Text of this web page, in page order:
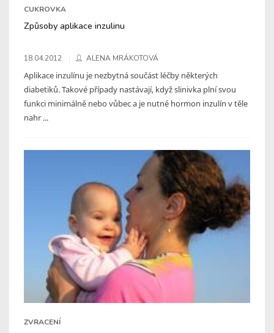
CUKROVKA
Způsoby aplikace inzulinu
18.04.2012 ALENA MRÁKOTOVÁ
Aplikace inzulínu je nezbytná součást léčby některých
diabetiků. Takové případy nastávají, když slinivka plní svou
funkci minimálně nebo vůbec a je nutné hormon inzulín v těle
nahr ...
ZVRACENÍ